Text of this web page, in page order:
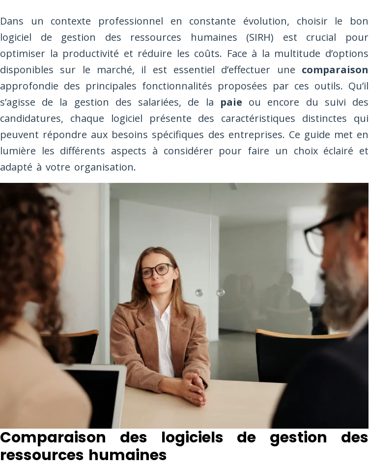
Dans un contexte professionnel en constante évolution, choisir le bon
logiciel de gestion des ressources humaines (SIRH) est crucial pour
optimiser la productivité et réduire les coûts. Face à la multitude d’options
disponibles sur le marché, il est essentiel d’effectuer une comparaison
approfondie des principales fonctionnalités proposées par ces outils. Qu’il
s’agisse de la gestion des salariées, de la paie ou encore du suivi des
candidatures, chaque logiciel présente des caractéristiques distinctes qui
peuvent répondre aux besoins spécifiques des entreprises. Ce guide met en
lumière les différents aspects à considérer pour faire un choix éclairé et
adapté à votre organisation.
Comparaison des logiciels de gestion des
ressources humaines